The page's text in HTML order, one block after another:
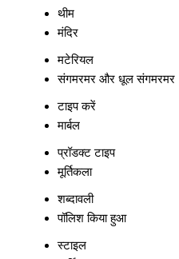
थीम
मंदिर
मटेरियल
संगमरमर और धूल संगमरमर
टाइप करें
मार्बल
प्रॉडक्ट टाइप
मूर्तिकला
शब्दावली
पॉलिश किया हुआ
स्टाइल